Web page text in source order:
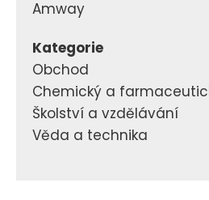
Amway
Kategorie
Obchod
Chemický a
Školství a vzdělávání
Věda a technika